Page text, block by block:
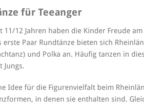
für Teeanger
11/12 Jahren haben die Kinder Freude
erste Paar Rundtänze bieten sich
und Polka an. Häufig tanzen in
Jungs.
Idee für die Figurenvielfalt beim
in denen sie enthalten sind.